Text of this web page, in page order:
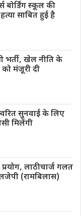
बोर्डिंग स्कूल की
साबित हुई है
खेल नीति के
मंजूरी दी
सुनवाई के लिए
मिलेंगी
लाठीचार्ज गलत
(रामबिलास)